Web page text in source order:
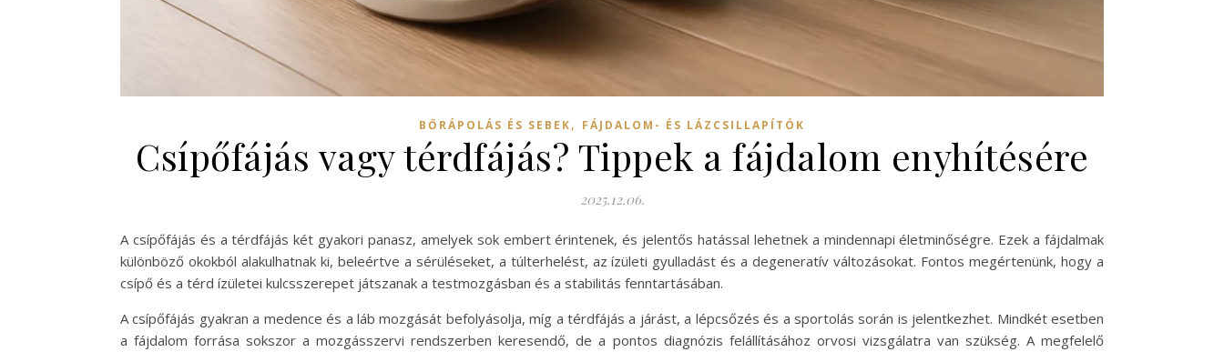
BŐRÁPOLÁS ÉS SEBEK, FÁJDALOM- ÉS LÁZCSILLAPÍTÓK
Csípőfájás vagy térdfájás? Tippek a fájdalom enyhítésére
2025.12.06.
A csípőfájás és a térdfájás két gyakori panasz, amelyek sok embert érintenek, és jelentős hatással lehetnek a mindennapi életminőségre. Ezek a fájdalmak
különböző okokból alakulhatnak ki, beleértve a sérüléseket, a túlterhelést, az ízületi gyulladást és a degeneratív változásokat. Fontos megértenünk, hogy a
csípő és a térd ízületei kulcsszerepet játszanak a testmozgásban és a stabilitás fenntartásában.
A csípőfájás gyakran a medence és a láb mozgását befolyásolja, míg a térdfájás a járást, a lépcsőzés és a sportolás során is jelentkezhet. Mindkét esetben
a fájdalom forrása sokszor a mozgásszervi rendszerben keresendő, de a pontos diagnózis felállításához orvosi vizsgálatra van szükség. A megfelelő